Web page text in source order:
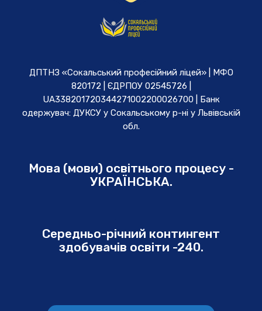
ДПТНЗ «Сокальський професійний ліцей» | МФО
820172 | ЄДРПОУ 02545726 |
UA338201720344271002200026700 | Банк
одержувач: ДУКСУ у Cокальському р-ні у Львівській
обл.
Мова (мови) освітнього процесу -
УКРАЇНСЬКА.
Середньо-річний контингент
здобувачів освіти -240.